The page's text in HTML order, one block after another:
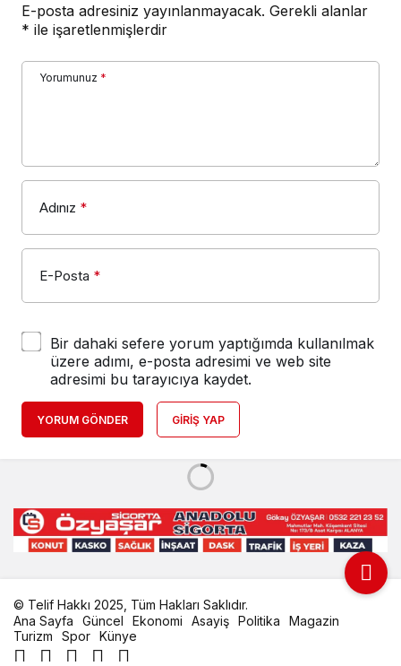
E-posta adresiniz yayınlanmayacak. Gerekli alanlar
* ile işaretlenmişlerdir
Yorumunuz *
Adınız *
E-Posta *
Bir dahaki sefere yorum yaptığımda kullanılmak
üzere adımı, e-posta adresimi ve web site
adresimi bu tarayıcıya kaydet.
YORUM GÖNDER GIRIŞ YAP
© Telif Hakkı 2025, Tüm Hakları Saklıdır.
Ana Sayfa
Güncel Ekonomi Asayiş Politika
Magazin
Turizm
Spor Künye